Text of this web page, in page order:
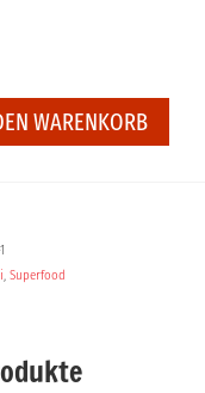
WARENKORB
, Superfood